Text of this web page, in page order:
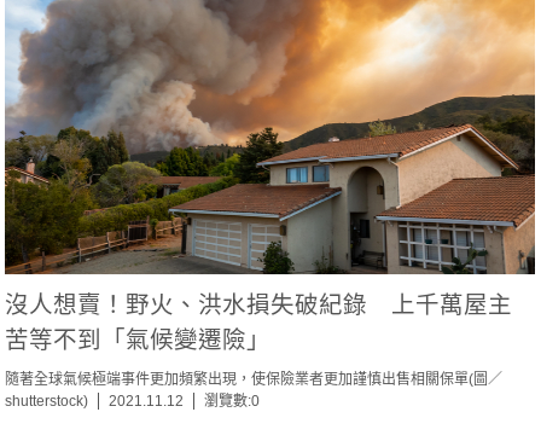
沒人想賣！野火、洪水損失破紀錄 上千萬屋主
苦等不到「氣候變遷險」
隨著全球氣候極端事件更加頻繁出現，使保險業者更加謹慎出售相關保單(圖／
shutterstock)
2021.11.12 瀏覽數:0